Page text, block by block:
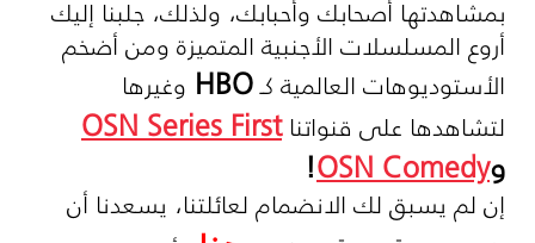
بمشاهدتها أصحابك وأحبابك، ولذلك، جلبنا إليك
أروع المسلسلات الأجنبية المتميزة ومن أضخم
الأستوديوهات العالمية كـHBO وغيرها
لتشاهدها على قنواتناOSN Series First
وOSN Comedy
!
إن لم يسبق لك الانضمام لعائلتنا، يسعدنا أن